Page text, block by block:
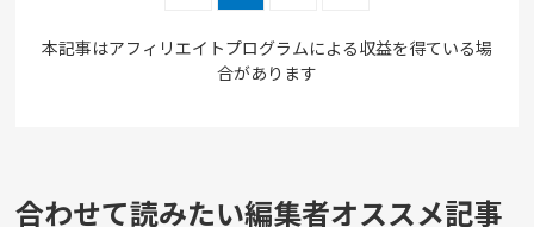
本記事はアフィリエイトプログラムによる収益を得ている場
合があります
合わせて読みたい編集者オススメ記事